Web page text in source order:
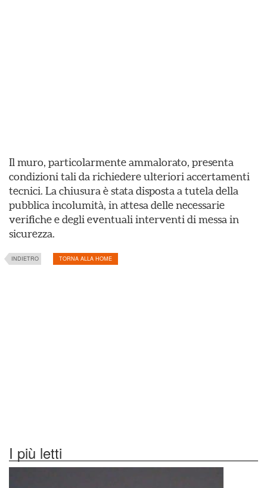
Il muro, particolarmente ammalorato, presenta
condizioni tali da richiedere ulteriori accertamenti
tecnici. La chiusura è stata disposta a tutela della
pubblica incolumità, in attesa delle necessarie
verifiche e degli eventuali interventi di messa in
sicurezza.
INDIETRO TORNA ALLA HOME
I più letti